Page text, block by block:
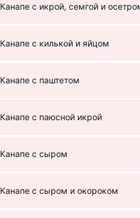
Канапе с икрой, семгой и
Канапе с килькой и яйцом
Канапе с паштетом
Канапе с паюсной икрой
Канапе с сыром
Канапе с сыром и окороком